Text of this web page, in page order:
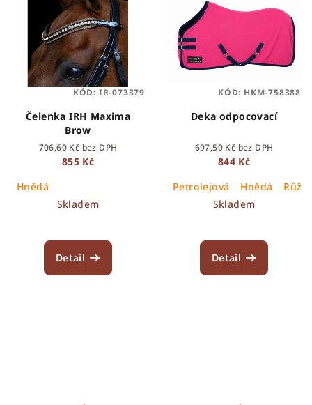
Čelenka IRH Maxima
Brow
706,60 Kč bez DPH
855 Kč
Hnědá
Skladem
Detail
KÓD: IR-073379
Deka odpocovací
697,50 Kč bez DPH
844 Kč
Petrolejová
Hnědá
Skladem
Detail
KÓD: HKM-758388